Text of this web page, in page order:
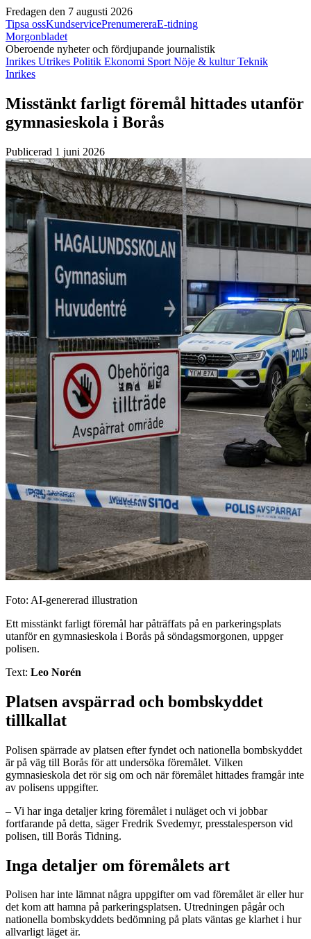
Fredagen den 7 augusti 2026
Tipsa ossKundservicePrenumereraE-tidning
Morgonbladet
Oberoende nyheter och fördjupande journalistik
Inrikes Utrikes Politik Ekonomi Sport Nöje & kulturTeknik
Inrikes
Misstänkt farligt föremål hittades utanför
gymnasieskola i Borås
Publicerad 1 juni 2026
Foto: AI-genererad illustration
Ett misstänkt farligt föremål har påträffats på en parkeringsplats
utanför en gymnasieskola i Borås på söndagsmorgonen, uppger
polisen.
Text: Leo Norén
Platsen avspärrad och bombskyddet
tillkallat
Polisen spärrade av platsen efter fyndet och nationella bombskyddet
är på väg till Borås för att undersöka föremålet. Vilken
gymnasieskola det rör sig om och när föremålet hittades framgår inte
av polisens uppgifter.
– Vi har inga detaljer kring föremålet i nuläget och vi jobbar
fortfarande på detta, säger Fredrik Svedemyr, presstalesperson vid
polisen, till Borås Tidning.
Inga detaljer om föremålets art
Polisen har inte lämnat några uppgifter om vad föremålet är eller hur
det kom att hamna på parkeringsplatsen. Utredningen pågår och
nationella bombskyddets bedömning på plats väntas ge klarhet i hur
allvarligt läget är.